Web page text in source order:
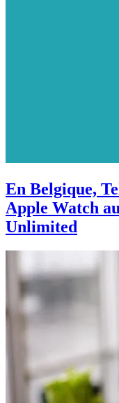
En Belgique,
Apple Watch
Unlimited